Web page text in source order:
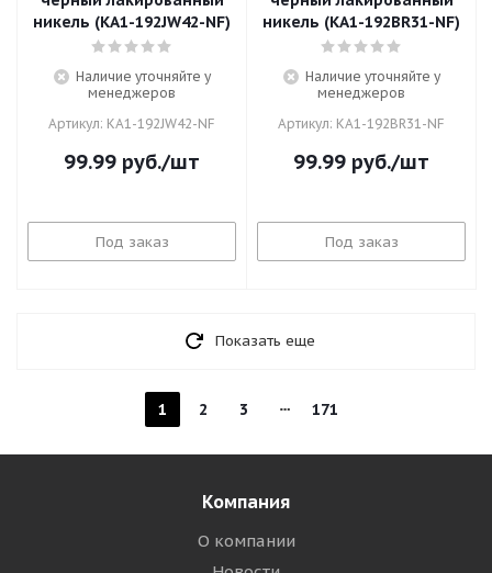
никель (KA1-192JW42-NF)
Наличие уточняйте у
менеджеров
Артикул: KA1-192JW42-NF
99.99 руб./шт
Под заказ
никель (KA1-192BR31-NF)
Наличие уточняйте у
менеджеров
Артикул: KA1-192BR31-NF
99.99 руб./шт
Под заказ
Показать еще
1 2 3 171
Компания
О компании